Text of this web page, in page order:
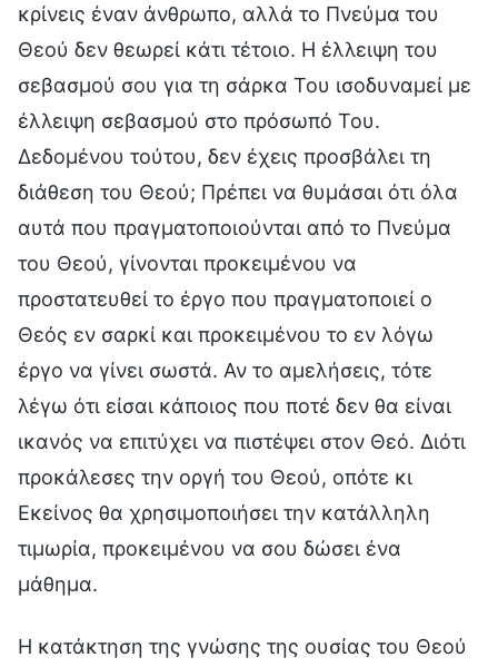
κρίνεις έναν άνθρωπο, αλλά το Πνεύμα του
Θεού δεν θεωρεί κάτι τέτοιο. Η έλλειψη του
σεβασμού σου για τη σάρκα Του ισοδυναμεί με
έλλειψη σεβασμού στο πρόσωπό Του.
Δεδομένου τούτου, δεν έχεις προσβάλει τη
διάθεση του Θεού; Πρέπει να θυμάσαι ότι όλα
αυτά που πραγματοποιούνται από το Πνεύμα
του Θεού, γίνονται προκειμένου να
προστατευθεί το έργο που πραγματοποιεί ο
Θεός εν σαρκί και προκειμένου το εν λόγω
έργο να γίνει σωστά. Αν το αμελήσεις, τότε
λέγω ότι είσαι κάποιος που ποτέ δεν θα είναι
ικανός να επιτύχει να πιστέψει στον Θεό. Διότι
προκάλεσες την οργή του Θεού, οπότε κι
Εκείνος θα χρησιμοποιήσει την κατάλληλη
τιμωρία, προκειμένου να σου δώσει ένα
μάθημα.
Η κατάκτηση της γνώσης της ουσίας του Θεού